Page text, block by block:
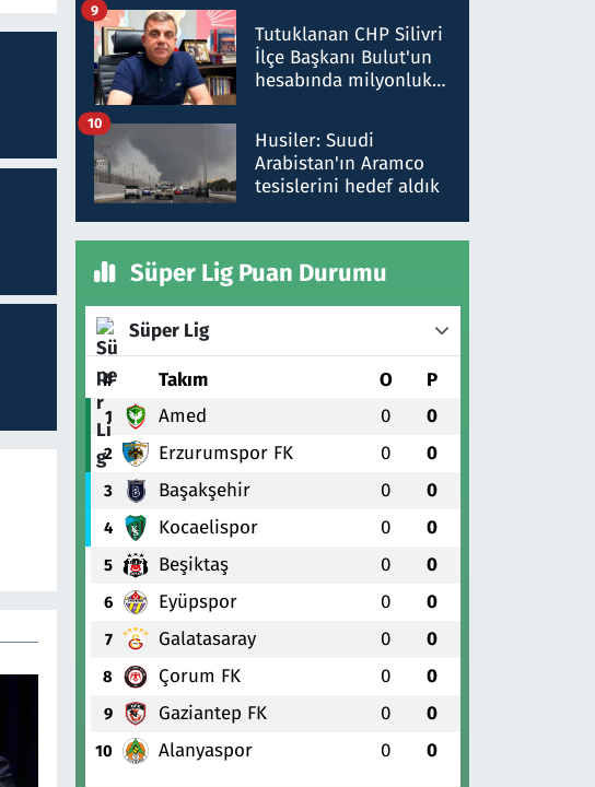
düşürüldüğü" iddiasını
yalanladı
Tutuklanan CHP Silivri
İlçe Başkanı Bulut'un
hesabında milyonluk
talimat verdi, ben
gönderdim
9
Husiler: Suudi
Arabistan'ın Aramco
tesislerini hedef aldık
10
Süper Lig Puan Durumu
Süper Lig
# Takım O P
1 Amed 0 0
2 Erzurumspor FK 0 0
3 Başakşehir 0 0
4 Kocaelispor 0 0
5 Beşiktaş 0 0
6 Eyüpspor 0 0
7 Galatasaray 0 0
8 Çorum FK 0 0
9 Gaziantep FK 0 0
10 Alanyaspor 0 0